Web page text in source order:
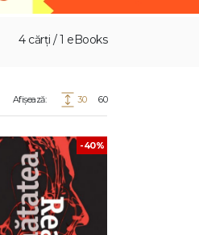
4 cărți / 1 eBooks
Afișează: 30 60
-40%